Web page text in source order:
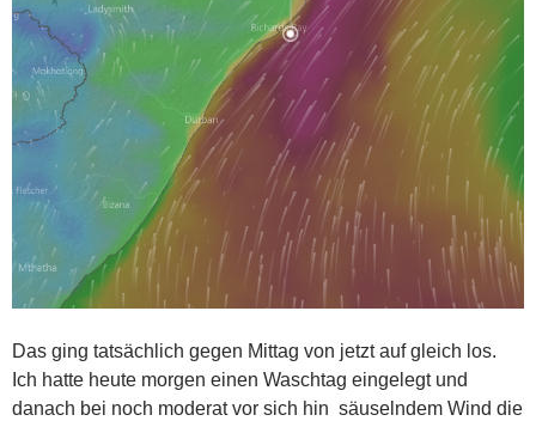
Das ging tatsächlich gegen Mittag von jetzt auf gleich los.
Ich hatte heute morgen einen Waschtag eingelegt und
danach bei noch moderat vor sich hin säuselndem Wind die